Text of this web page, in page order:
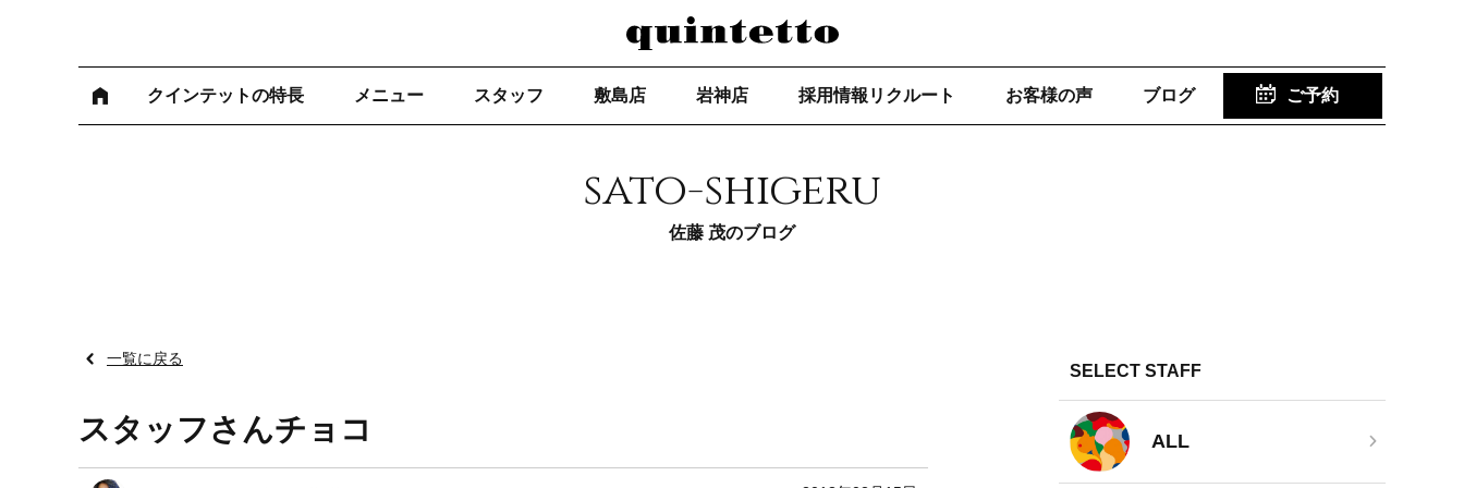
クインテットの特長 メニュー スタッフ 敷島店 岩神店 採用情報リクルート お客様の声 ブログ ご予約
sato-shigeru
佐藤 茂のブログ
一覧に戻る
スタッフさんチョコ
SELECT STAFF
ALL